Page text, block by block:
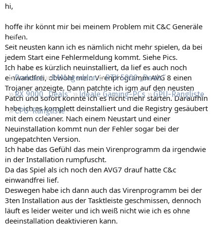
Leserartikel
Regeln
Podcast RAMageddon
RTX 5000 „Deals“
RX 9000 „Deals“
Ideale Gaming-PCs
GPU-Rangliste
CPU-Rangliste
hi,
hoffe ihr könnt mir bei meinem Problem mit C&C Generäle
helfen.
Seit neusten kann ich es nämlich nicht mehr spielen, da bei
jedem Start eine Fehlermeldung kommt. Siehe Pics.
Ich habe es kürzlich neuinstalliert, da lief es auch noch
einwandfrei, obwohl mein Virenprogramm AVG 8 einen
Trojaner anzeigte. Dann patchte ich igm auf den neusten
Patch und sofort konnte ich es nicht mehr starten. Daraufhin
habe ich es komplett deinstalliert und die Registry gesäubert
mit dem ccleaner. Nach einem Neustart und einer
Neuinstallation kommt nun der Fehler sogar bei der
ungepatchten Version.
Ich habe das Gefühl das mein Virenprogramm da irgendwie
in der Installation rumpfuscht.
Da das Spiel als ich noch den AVG7 drauf hatte C&c
einwandfrei lief.
Deswegen habe ich dann auch das Virenprogramm bei der
3ten Installation aus der Tasktleiste geschmissen, dennoch
läuft es leider weiter und ich weiß nicht wie ich es ohne
deeinstallation deaktivieren kann.